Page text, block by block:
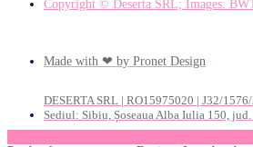
Copyright © Deserta SRL; Images:
Made with ❤ by Pronet Design
DESERTA SRL | RO15975020 | J32/
Sediul: Sibiu, Șoseaua Alba Iulia 150,